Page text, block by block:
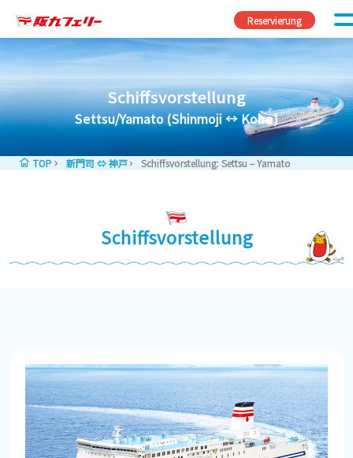
Reservierung
Schiffsvorstellung
Settsu/Yamato (Shinmoji ↔︎ Kobe)
TOP 新門司 ⇔ 神戸 Schiffsvorstellung: Settsu – Yamato
Schiffsvorstellung